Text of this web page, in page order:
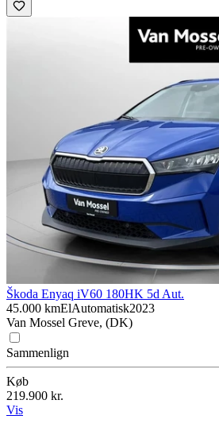
Škoda Enyaq iV60 180HK 5d Aut.
45.000 kmElAutomatisk2023
Van Mossel Greve, (DK)
Sammenlign
Køb
219.900 kr.
Vis